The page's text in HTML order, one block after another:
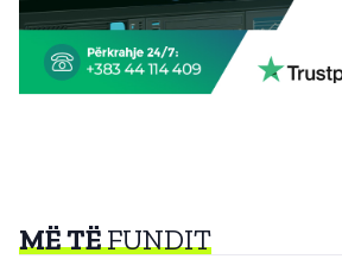
MË TËFUNDIT